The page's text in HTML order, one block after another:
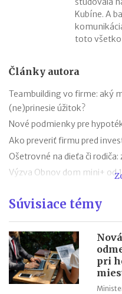
Kubíne. A
toto všetko
Články autora
Teambuilding vo firme: aký
(ne)prinesie úžitok?
Nové podmienky pre
Ako preveriť firmu pred
Ošetrovné na dieťa či rodiča:
Výzva Obnov dom mini+ od
činnosti (AML zákon)
Sviatok sv. Cyrila a Metoda
Nabíjanie elektromobilu v
plánovanie cesty
ChatGPT, Gemini a ďalšie AI
Súvisiace témy
pri